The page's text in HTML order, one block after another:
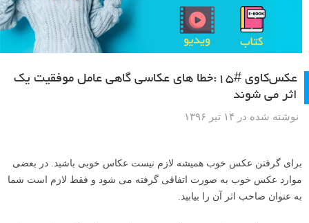
عکس‌کاوی #۱۵:خطا های عکاسی گاهی عامل موفقیت یک
اثر می شوند
نوشته شده در ۱۴ تیر ۱۳۹۶
برای گرفتن عکس خوب همیشه لازم نیست عکاس خوبی باشید. در بعضی
موارد عکس خوب به صورت اتفاقی گرفته می شود و فقط لازم است شما
به عنوان صاحب اثر آن را بیابید.